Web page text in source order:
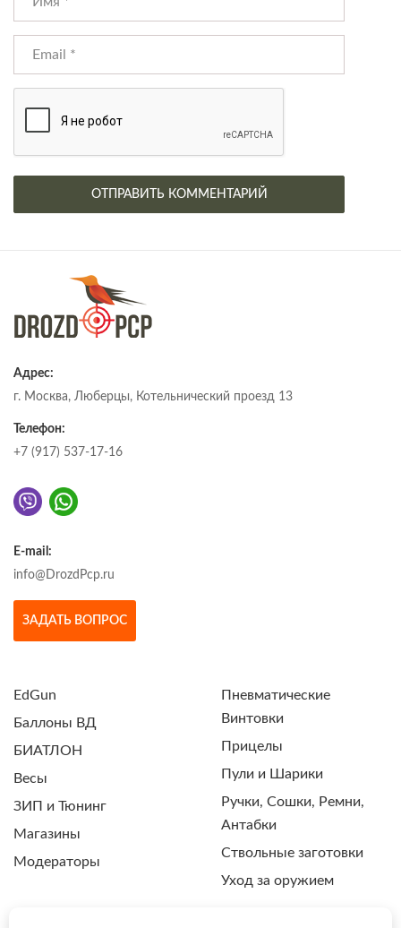
Адрес:
г. Москва, Люберцы, Котельнический проезд 13
Телефон:
+7 (917) 537-17-16
E-mail:
info@DrozdPcp.ru
ЗАДАТЬ ВОПРОС
EdGun
Баллоны ВД
БИАТЛОН
Весы
ЗИП и Тюнинг
Магазины
Модераторы
Пневматические
Винтовки
Прицелы
Пули и Шарики
Ручки, Сошки, Ремни,
Антабки
Ствольные заготовки
Уход за оружием